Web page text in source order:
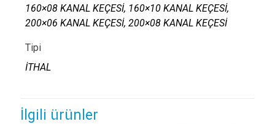
160×08 KANAL KEÇESİ, 160×10 KANAL KEÇESİ,
200×06 KANAL KEÇESİ, 200×08 KANAL KEÇESİ
Tipi
İTHAL
İlgili ürünler